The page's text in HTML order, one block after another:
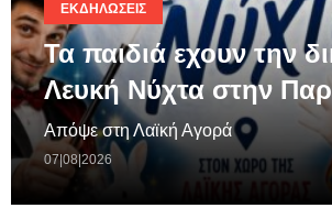
ΕΚΔΗΛΏΣΕΙΣ
Τα παιδιά εχουν την
Λευκή Νύχτα στην
Απόψε στη Λαϊκή Αγορά
07|08|2026